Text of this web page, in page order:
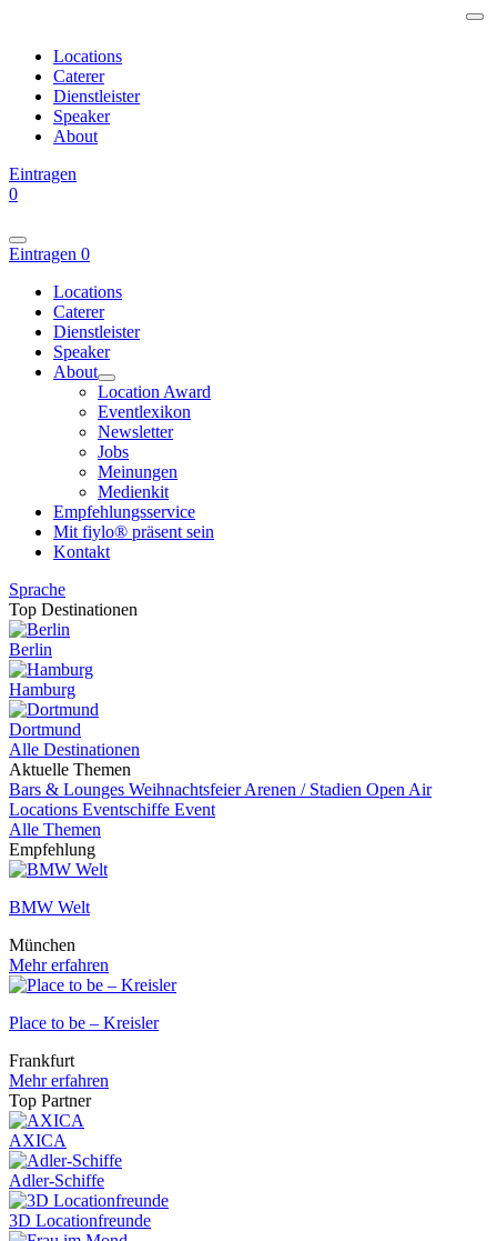
Locations
Caterer
Dienstleister
Speaker
About
Eintragen
0
Eintragen 0
Locations
Caterer
Dienstleister
Speaker
About
Location Award
Eventlexikon
Newsletter
Jobs
Meinungen
Medienkit
Empfehlungsservice
Mit fiylo® präsent sein
Kontakt
Sprache
Top Destinationen
Berlin
Hamburg
Dortmund
Alle Destinationen
Aktuelle Themen
Bars & Lounges WeihnachtsfeierArenen / Stadien Open Air
Locations Eventschiffe Event
Alle Themen
Empfehlung
BMW Welt
München
Mehr erfahren
Place to be – Kreisler
Frankfurt
Mehr erfahren
Top Partner
AXICA
Adler-Schiffe
3D Locationfreunde